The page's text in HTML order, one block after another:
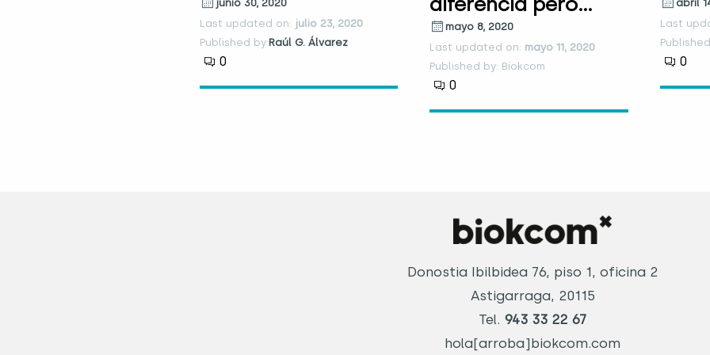
junio 30, 2020
Last updated on: julio 23, 2020
Published by:Raúl G. Álvarez
0
mayo 8, 2020
Last updated on: mayo 11, 2020
Published by: Biokcom
0
abril
Last
0
Donostia Ibilbidea 76, piso 1, oficina 2
Astigarraga, 20115
Tel. 943 33 22 67
hola[arroba]biokcom.com